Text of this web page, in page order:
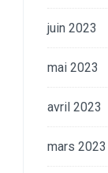
juin 2023
mai 2023
avril 2023
mars 2023